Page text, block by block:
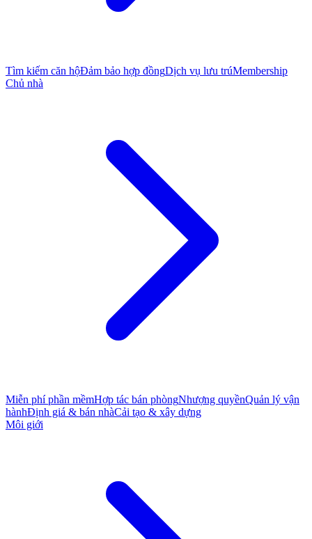
Tìm kiếm căn hộĐảm bảo hợp đồngDịch vụ lưu trúMembership
Chủ nhà
Miễn phí phần mềmHợp tác bán phòngNhượng quyềnQuản lý vận
hànhĐịnh giá & bán nhàCải tạo & xây dựng
Môi giới